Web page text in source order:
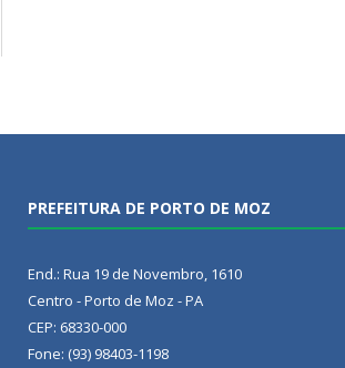
PREFEITURA DE PORTO DE MOZ
End.: Rua 19 de Novembro, 1610
Centro - Porto de Moz - PA
CEP: 68330-000
Fone: (93) 98403-1198